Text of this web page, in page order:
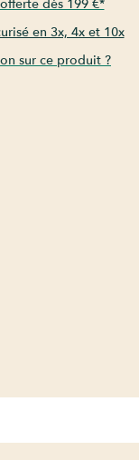
dès 199 €*
en 3x, 4x et 10x
sur ce produit ?